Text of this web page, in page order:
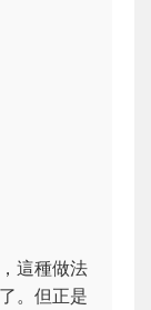
這種做法
。但正是